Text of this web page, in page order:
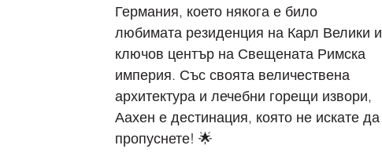
Германия, което някога е било
любимата резиденция на Карл Велики и
ключов център на Свещената Римска
империя. Със своята величествена
архитектура и лечебни горещи извори,
Аахен е дестинация, която не искате да
пропуснете! 🌟